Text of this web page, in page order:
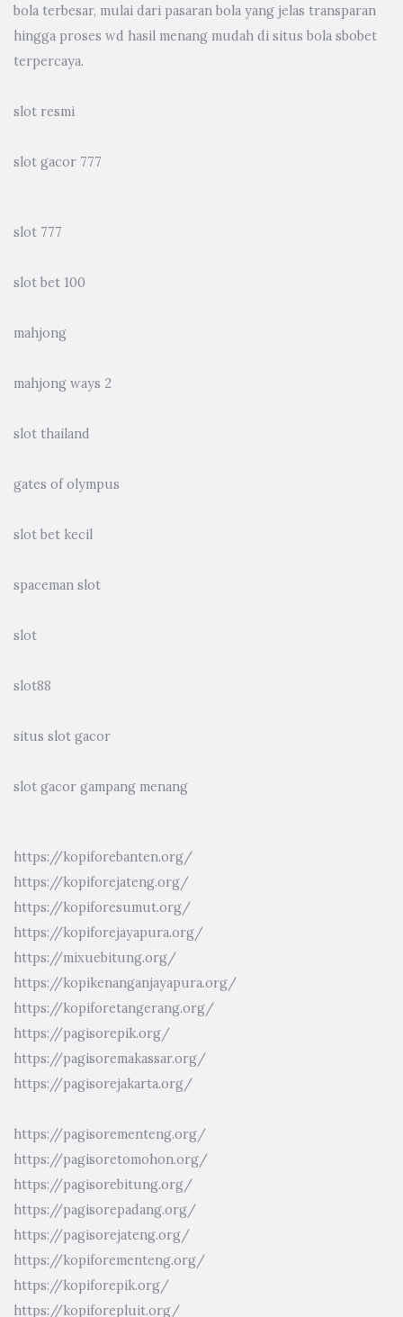
bola terbesar, mulai dari pasaran bola yang jelas transparan
hingga proses wd hasil menang mudah di situs bola sbobet
terpercaya.
slot resmi
slot gacor 777
slot 777
slot bet 100
mahjong
mahjong ways 2
slot thailand
gates of olympus
slot bet kecil
spaceman slot
slot
slot88
situs slot gacor
slot gacor gampang menang
https://kopiforebanten.org/
https://kopiforejateng.org/
https://kopiforesumut.org/
https://kopiforejayapura.org/
https://mixuebitung.org/
https://kopikenanganjayapura.org/
https://kopiforetangerang.org/
https://pagisorepik.org/
https://pagisoremakassar.org/
https://pagisorejakarta.org/
https://pagisorementeng.org/
https://pagisoretomohon.org/
https://pagisorebitung.org/
https://pagisorepadang.org/
https://pagisorejateng.org/
https://kopiforementeng.org/
https://kopiforepik.org/
https://kopiforepluit.org/